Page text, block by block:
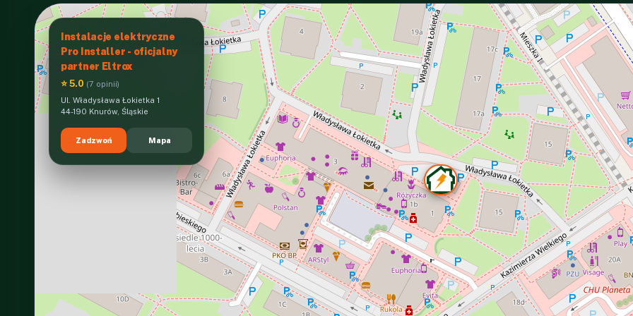
Instalacje elektryczne
Pro Installer - oficjalny
partner Eltrox
⭐ 5.0 (7 opinii)
Ul. Władysława Łokietka 1
44-190 Knurów, Śląskie
Zadzwoń Mapa